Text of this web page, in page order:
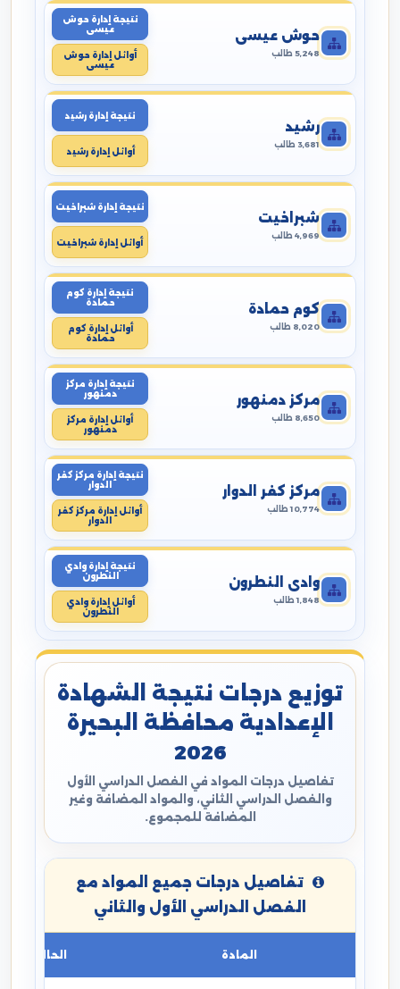
حوش عيسى
5,248 طالب
نتيجة إدارة حوش
عيسى
أوائل إدارة حوش
عيسى
رشيد
3,681 طالب
نتيجة إدارة رشيد
أوائل إدارة رشيد
شبراخيت
4,969 طالب
نتيجة إدارة شبراخيت
أوائل إدارة شبراخيت
كوم حمادة
8,020 طالب
نتيجة إدارة كوم
حمادة
أوائل إدارة كوم
حمادة
مركز دمنهور
8,650 طالب
نتيجة إدارة مركز
دمنهور
أوائل إدارة مركز
دمنهور
مركز كفر الدوار
10,774 طالب
نتيجة إدارة مركز كفر
الدوار
أوائل إدارة مركز كفر
الدوار
وادي النطرون
1,848 طالب
نتيجة إدارة وادي
النطرون
أوائل إدارة وادي
النطرون
توزيع درجات نتيجة الشهادة
الإعدادية محافظة البحيرة
2026
تفاصيل درجات المواد في الفصل الدراسي الأول
والفصل الدراسي الثاني، والمواد المضافة وغير
المضافة للمجموع.
تفاصيل درجات جميع المواد مع
الفصل الدراسي الأول والثاني
المادة الحالة